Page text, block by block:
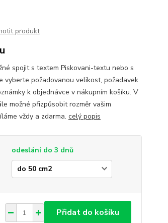
produkt
spojit s textem Piskovani-textu nebo s
vyberte požadovanou velikost, požadavek
k objednávce v nákupním košíku. V
možné přizpůsobit rozměr vašim
vždy a zdarma. celý popis
odeslání do 3 dnů
Přidat do košíku